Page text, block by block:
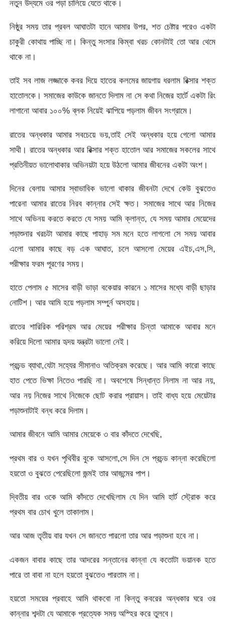
নতুন উদ্যমে ওর পড়া চালিয়ে যেতে থাকে।
নিষ্ঠুর সময় তার প্রবল আঘাতটা হানে আমার উপর, শত চেষ্টার পরেও একটা
চাকুরী কোথায় পাচ্ছি না। কিন্তু সংসার কিম্বা খরচ কোনটাই তো আর থেমে
থাকে না।
তাই সব লাজ লজ্জাকে কবর দিয়ে হাতের কলমের জায়গায় ধরলাম রিক্সার শক্ত
হাতোলকে। সমাজের কাউকে জানতে দিলাম না সে কথা নিজের হার্টে একটা রিং
লাগানো আবার ১০০% ব্লক নিয়েই ঝাপিয়ে পড়লাম জীবন সংগ্রামে।
রাতের অন্ধকার আমার সবচেয়ে ভয়,তাই সেই অন্ধকার হয়ে গেলো আমার
সাথী। রাতের অন্ধকার আর রিক্সার শক্ত হাতোল আর সমাজের সকলের সাথে
প্রতিনীয়ত ভালোথাকার অভিনয়টা হয়ে উঠলো আমার জীবনের একটা অংশ।
দিনের বেলায় আমার স্বাভাবিক ভালো থাকার জীবনটা দেখে কেউ বুঝতেও
পারেনা আমার রাতের নিরব কান্নার সেই ক্ষত। সমাজের সাথে আর নিজের
সাথে অভিনয় করতে করতে যে সময় আমি ক্লান্ত, যে সময় আমার মেয়েদের
পড়াশুনার খরচটা আমার কাছে পাহাড় সম মনে হতে লাগলো সে সময় আবার
এলো আমার কাছে বড় এক আঘাত, চলে আসলো মেয়ের এইচ,এস,সি,
পরীক্ষার ফরম পূরণের সময়।
হাতে পেলাম ৫ মাসের বাড়ী ভাড়া বকেয়ার কারনে ১ মাসের মধ্যে বাড়ী ছাড়ার
নোটিশ। আর আমি হয়ে পড়লাম সম্পুর্ন অসহায়।
রাতের শারিরিক পরিশ্রম আর মেয়ের পরীক্ষার চিন্তা আমাকে আবার মনে
করিয়ে দিলো আমার হৃদয় যন্ত্রটা ভালো নেই।
প্রচন্ড ব্যাথা,যেটা সহ্যের সীমানাও অতিক্রম করেছে। আর আমি কারো কাছে
হাত পেতে ভিক্ষা নিতেও পারছি না। অবশেষে সিন্ধান্ত নিলাম না আর নয়,
আর নয় নিজের সাথে নিজেকে ছোট করার প্রায়াস। তাই বাধ্য হয়ে মেয়েটার
পড়াশুনাটাই বন্ধ করে দিলাম।
আমার জীবনে আমি আমার মেয়েকে ৩ বার কাঁদতে দেখেছি,
প্রথম বার ও যখন পৃথিবীর বুকে আসলো,সে দিন সে প্রচন্ড কান্না করেছিলো
হয়তো ও বুঝতে পেরেছিলো জন্মই তার আজন্মের পাপ।
দ্বিতীয় বার ওকে আমি কাঁদতে দেখেছিলাম যে দিন আমি হার্ট স্ট্রোক করে
প্রথম বার চোখ খুলে তাকালাম।
আর আজ তৃতীয় বার যখন সে জানতে পারলো তার আর পড়াশুনা হবে না।
একজন বাবার কাছে তার আদরের সন্তানের কান্না যে কতোটা ভয়ানক হতে
পারে তা বাবা না হলে হয়তো বুঝতেও পারতাম না।
হয়তো সময়ের প্রবাহে আমি থাকবো না কিন্তু কবরের অন্ধকার ঘরে ওর
কান্নার শব্দটা যে আমাকে প্রত্যেক সময় অস্হির করে তুলবে।